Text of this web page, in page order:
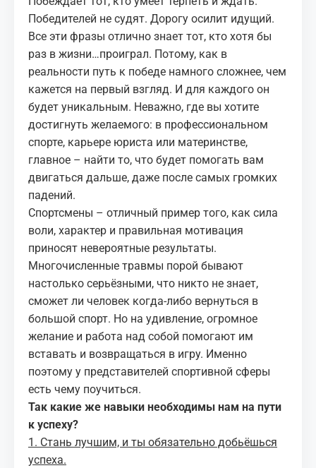
МЕДИА
КОРТЫ
КОНТАКТЫ
UZ-PIN
Победителей не судят. Дорогу осилит идущий.
Все эти фразы отлично знает тот, кто хотя бы
раз в жизни…проиграл. Потому, как в
реальности путь к победе намного сложнее, чем
кажется на первый взгляд. И для каждого он
будет уникальным. Неважно, где вы хотите
достигнуть желаемого: в профессиональном
спорте, карьере юриста или материнстве,
главное – найти то, что будет помогать вам
двигаться дальше, даже после самых громких
падений.
Спортсмены – отличный пример того, как сила
воли, характер и правильная мотивация
приносят невероятные результаты.
Многочисленные травмы порой бывают
настолько серьёзными, что никто не знает,
сможет ли человек когда-либо вернуться в
большой спорт. Но на удивление, огромное
желание и работа над собой помогают им
вставать и возвращаться в игру. Именно
поэтому у представителей спортивной сферы
есть чему поучиться.
Так какие же навыки необходимы нам на пути
к успеху?
1. Стань лучшим, и ты обязательно добьёшься
успеха.